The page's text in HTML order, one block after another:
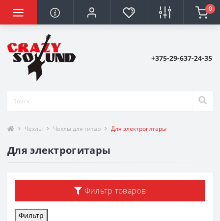
0
+375-29-637-24-35
Чехлы Чехлы для гитар Для электрогитары
Для электрогитары
Фильтр товаров
Фильтр